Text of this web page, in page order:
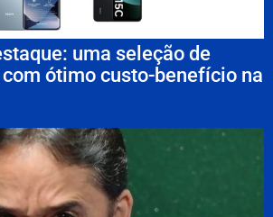
uma seleção de
ótimo custo-benefício na